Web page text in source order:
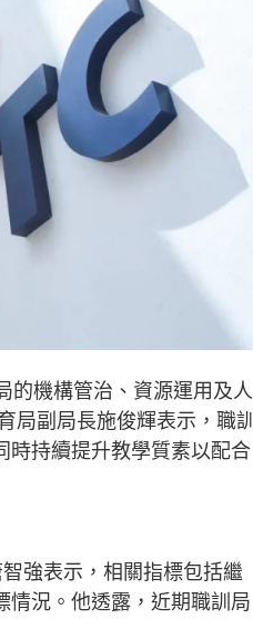
的機構管治、資源運用及人
局副局長施俊輝表示，職訓
時持續提升教學質素以配合
強表示，相關指標包括繼
情況。他透露，近期職訓局